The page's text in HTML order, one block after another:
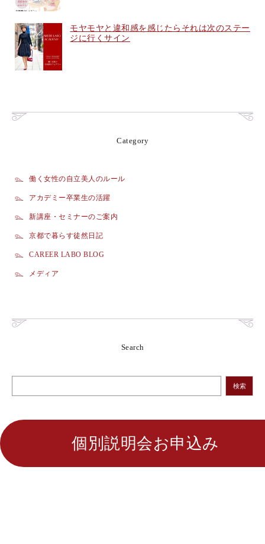
モヤモヤと違和感を感じたらそれは次のステー
ジに行くサイン
Category
働く女性の自立美人のルール
アカデミー卒業生の活躍
新講座・セミナーのご案内
京都で暮らす徒然日記
CAREER LABO BLOG
メディア
Search
検索
個別説明会お申込み